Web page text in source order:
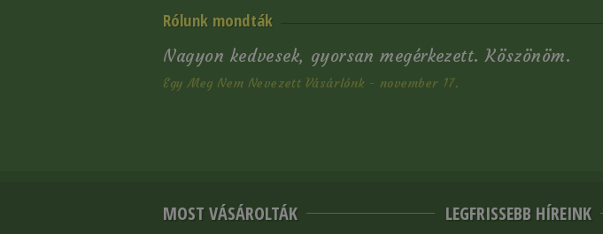
Egyenes Tattini Felnőtt
12 020 Ft
Rólunk mondták
Nagyon kedvesek, gyorsan megérkezett. Köszönöm.
Egy Meg Nem Nevezett Vásárlónk - november 17.
MOST VÁSÁROLTÁK LEGFRISSEBB HÍREINK